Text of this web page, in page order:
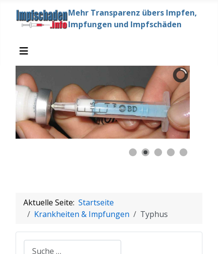
Mehr Transparenz übers Impfen,
Impfungen und Impfschäden
Aktuelle Seite: Startseite
Krankheiten & Impfungen
Typhus
Suchen